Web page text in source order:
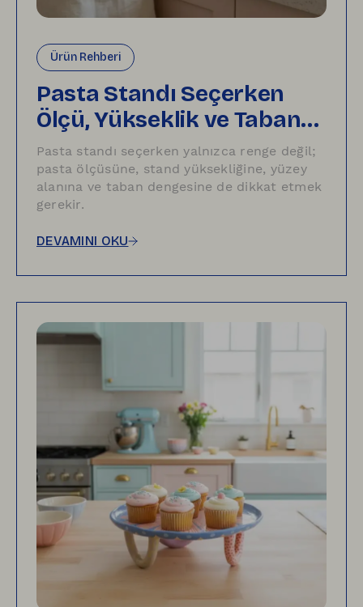
Ürün Rehberi
Pasta Standı Seçerken
Ölçü, Yükseklik ve Taban
Dengesi Neden Önemli?
Pasta standı seçerken yalnızca renge değil;
pasta ölçüsüne, stand yüksekliğine, yüzey
alanına ve taban dengesine de dikkat etmek
gerekir.
DEVAMINI OKU